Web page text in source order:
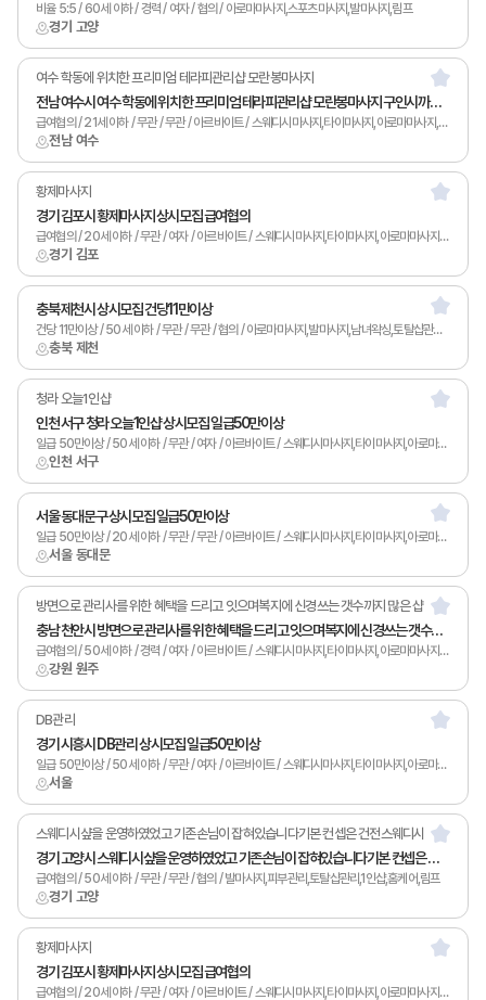
경기 고양
비율 5:5 / 60세 이하 / 경력 / 여자 / 협의 / 아로마마사지,스포츠마사지,발마사지,림프
전남 여수
여수 학동에 위치한 프리미엄 테라피관리샵 모란봉마사지
전남 여수시 여수 학동에 위치한 프리미엄 테라피관리샵 모란봉마사지 구인시까지 급여협의
급여협의 / 21세 이하 / 무관 / 무관 / 아르바이트 / 스웨디시마사지,타이마사지,아로마마사지,발마사지,피부관리,남녀왁싱,카운터관리,토탈샵관리,1인샵,홈케어,림프
경기 김포
황제마사지
경기 김포시 황제마사지 상시모집 급여협의
급여협의 / 20세 이하 / 무관 / 여자 / 아르바이트 / 스웨디시마사지,타이마사지,아로마마사지,발마사지,피부관리,남녀왁싱,토탈샵관리,1인샵,홈케어
충북 제천
충북 제천시 상시모집 건당11만이상
건당 11만이상 / 50세 이하 / 무관 / 무관 / 협의 / 아로마마사지,발마사지,남녀왁싱,토탈샵관리,1인샵,홈케어
인천 서구
청라 오늘1인샵
인천 서구 청라 오늘1인샵 상시모집 일급50만이상
일급 50만이상 / 50세 이하 / 무관 / 여자 / 아르바이트 / 스웨디시마사지,타이마사지,아로마마사지,스포츠마사지,발마사지,피부관리,남녀왁싱,카운터관리,토탈샵관리,1인샵,홈케어,림프
서울 동대문
서울 동대문구 상시모집 일급50만이상
일급 50만이상 / 20세 이하 / 무관 / 무관 / 아르바이트 / 스웨디시마사지,타이마사지,아로마마사지,스포츠마사지,발마사지,피부관리,토탈샵관리,1인샵,홈케어,림프
강원 원주
방면으로 관리사를 위한 혜택을 드리고 잇으며복지에 신경쓰는 갯수까지 많은 샵
충남 천안시 방면으로 관리사를 위한 혜택을 드리고 잇으며복지에 신경쓰는 갯수까지 많은 샵 상시모집 급여협의
급여협의 / 50세 이하 / 경력 / 여자 / 아르바이트 / 스웨디시마사지,타이마사지,아로마마사지,발마사지,피부관리,남녀왁싱,카운터관리,토탈샵관리,1인샵,홈케어,림프
서울
DB관리
경기 시흥시 DB관리 상시모집 일급50만이상
일급 50만이상 / 50세 이하 / 무관 / 여자 / 아르바이트 / 스웨디시마사지,타이마사지,아로마마사지,발마사지,피부관리,남녀왁싱,카운터관리,토탈샵관리,1인샵,홈케어,림프
경기 고양
스웨디시샾을 운영하였었고 기존손님이 잡혀있습니다기본 컨셉은 건전스웨디시
경기 고양시 스웨디시샾을 운영하였었고 기존손님이 잡혀있습니다기본 컨셉은 건전스웨디시 상시모집 급여협의
급여협의 / 50세 이하 / 무관 / 무관 / 협의 / 발마사지,피부관리,토탈샵관리,1인샵,홈케어,림프
황제마사지
경기 김포시 황제마사지 상시모집 급여협의
급여협의 / 20세 이하 / 무관 / 여자 / 아르바이트 / 스웨디시마사지,타이마사지,아로마마사지,발마사지,피부관리,남녀왁싱,토탈샵관리,1인샵,홈케어